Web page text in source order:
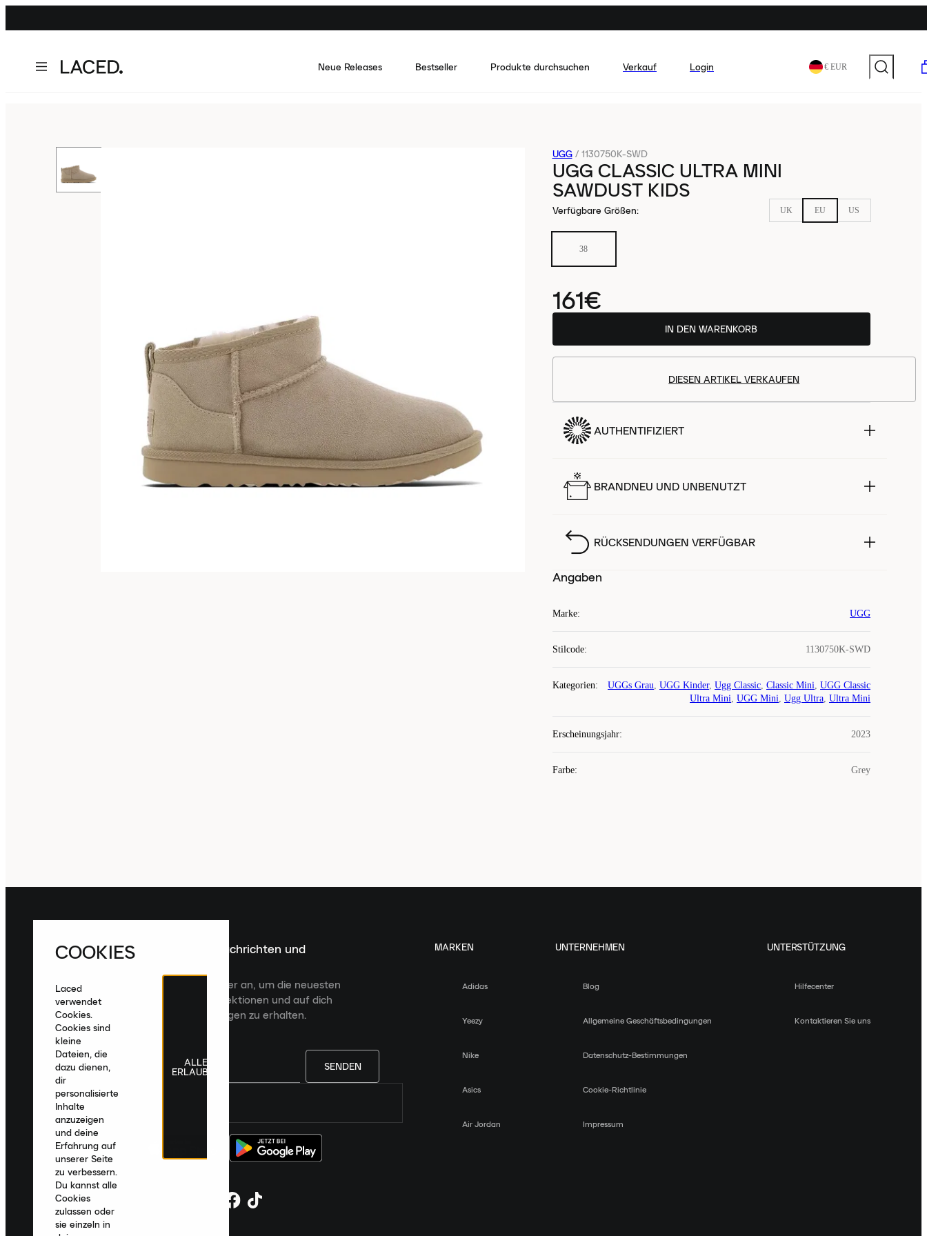
Neue Releases Bestseller Produkte durchsuchen Verkauf Login € EUR
UGG / 1130750K-SWD
UGG CLASSIC ULTRA MINI
SAWDUST KIDS
Verfügbare Größen: UK EU US
38
161€
IN DEN WARENKORB
DIESEN ARTIKEL VERKAUFEN
AUTHENTIFIZIERT
BRANDNEU UND UNBENUTZT
RÜCKSENDUNGEN VERFÜGBAR
Angaben
Marke: UGG
Stilcode: 1130750K-SWD
Kategorien: UGGs Grau, UGG Kinder, Ugg Classic, Classic Mini, UGG Classic
Ultra Mini, UGG Mini, Ugg Ultra, Ultra Mini
Erscheinungsjahr: 2023
Farbe: Grey
Melde dich für die neuesten Nachrichten und
Veröffentlichungen an
Melde dich für den Laced Newsletter an, um die neuesten
Veröffentlichungen, kuratierte Kollektionen und auf dich
zugeschnittene Produktempfehlungen zu erhalten.
SENDEN
MARKEN
Adidas
Yeezy
Nike
Asics
Air Jordan
UNTERNEHMEN
Blog
Allgemeine Geschäftsbedingungen
Datenschutz-Bestimmungen
Cookie-Richtlinie
Impressum
UNTERSTÜTZUNG
Hilfecenter
Kontaktieren Sie uns
COOKIES
Laced
verwendet
Cookies.
Cookies sind
kleine
Dateien, die
dazu dienen,
dir
personalisierte
Inhalte
anzuzeigen
und deine
Erfahrung auf
unserer Seite
zu verbessern.
Du kannst alle
Cookies
zulassen oder
sie einzeln in
ALLE
ERLAUBEN